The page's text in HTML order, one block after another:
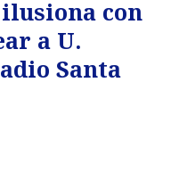
con
a U.
Santa